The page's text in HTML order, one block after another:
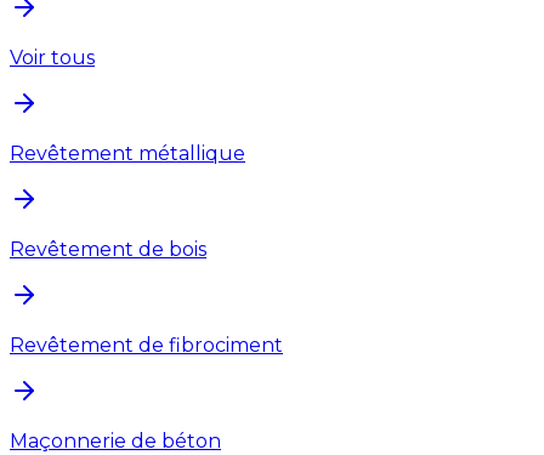
Voir tous
Revêtement métallique
Revêtement de bois
Revêtement de fibrociment
Maçonnerie de béton